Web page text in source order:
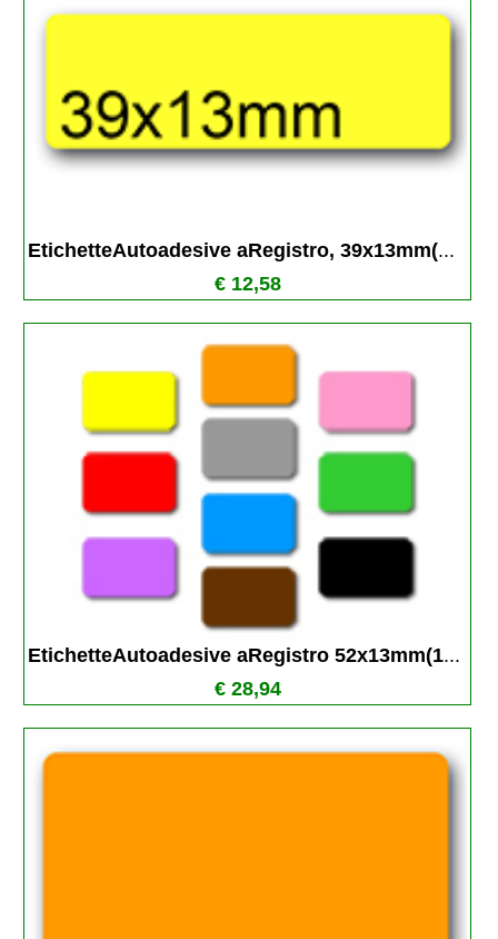
EtichetteAutoadesive aRegistro, 39x13mm(...
€ 12,58
EtichetteAutoadesive aRegistro 52x13mm(1...
€ 28,94